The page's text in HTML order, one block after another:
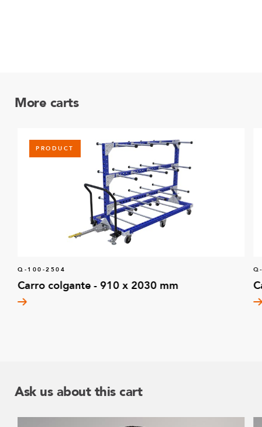
More carts
PRODUCT
Q-100-2504
Carro colgante - 910 x 2030 mm
Ask us about this cart